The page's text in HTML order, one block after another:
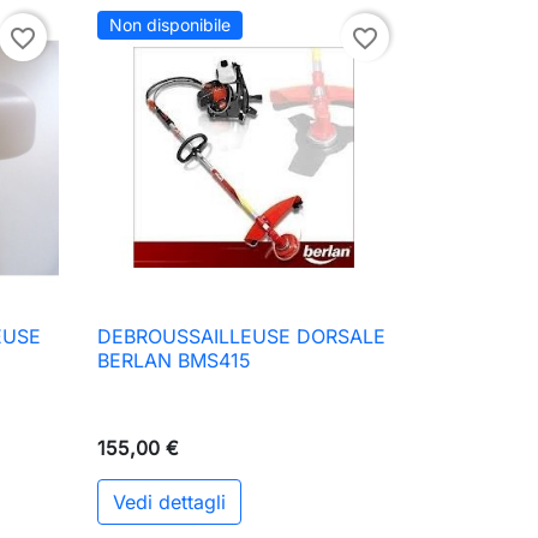
favorite_border
al carrello
Non disponibile favorite_border
 Anteprima
DEBROUSSAILLEUSE DORSALE
BERLAN BMS415
155,00 €
Vedi dettagli